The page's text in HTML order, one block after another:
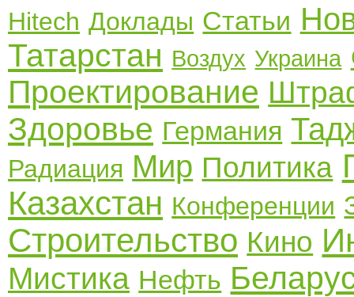
Hitech Доклады Статьи
Татарстан Воздух Украина
Проектирование
Здоровье Германия
Радиация Мир Политика
Казахстан Конференции
Строительство Кино
Мистика Нефть